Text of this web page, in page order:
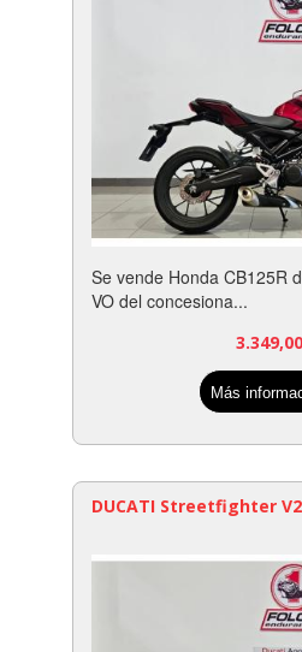
Se vende Honda CB125R
VO del concesiona...
3.349,00
Más
DUCATI Streetfighter